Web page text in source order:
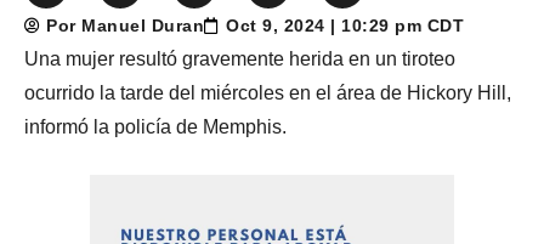
Por Manuel Duran Oct 9, 2024 | 10:29 pm CDT
Una mujer resultó gravemente herida en un tiroteo
ocurrido la tarde del miércoles en el área de Hickory Hill,
informó la policía de Memphis.